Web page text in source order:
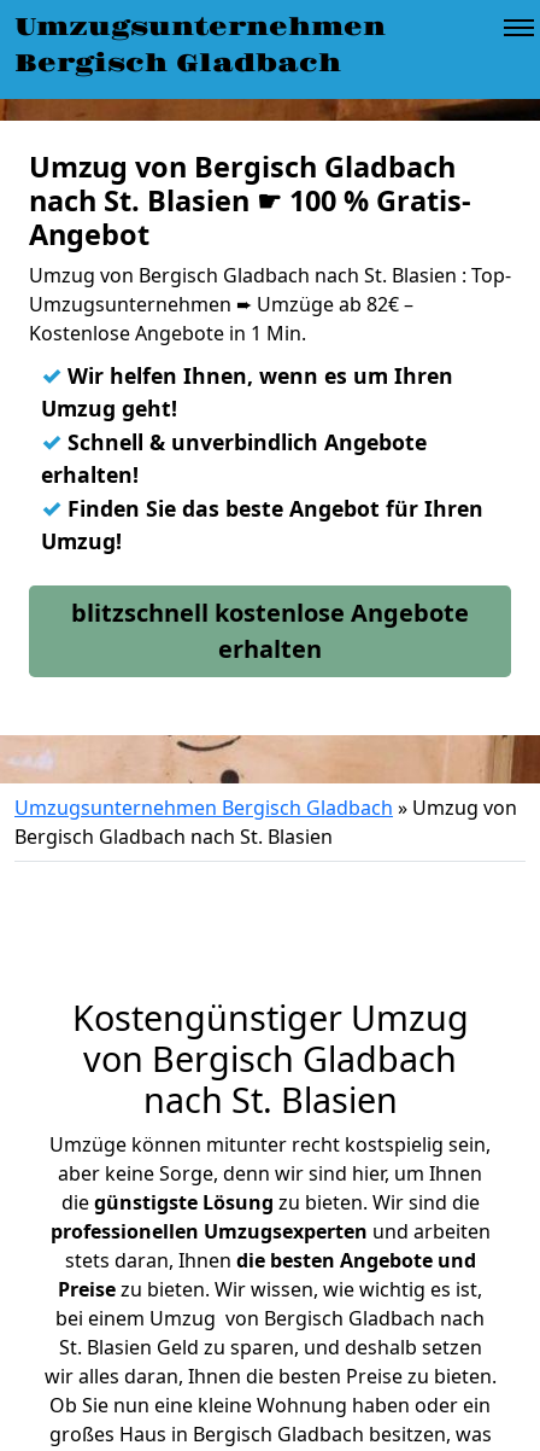
Umzugsunternehmen
Bergisch Gladbach
Umzug von Bergisch Gladbach
nach St. Blasien ☛ 100 % Gratis-
Angebot
Umzug von Bergisch Gladbach nach St. Blasien : Top-
Umzugsunternehmen ➨ Umzüge ab 82€ –
Kostenlose Angebote in 1 Min.
✓ Wir helfen Ihnen, wenn es um Ihren
Umzug geht!
✓ Schnell & unverbindlich Angebote
erhalten!
✓ Finden Sie das beste Angebot für Ihren
Umzug!
blitzschnell kostenlose Angebote
erhalten
Umzugsunternehmen Bergisch Gladbach » Umzug von
Bergisch Gladbach nach St. Blasien
Kostengünstiger Umzug
von Bergisch Gladbach
nach St. Blasien
Umzüge können mitunter recht kostspielig sein,
aber keine Sorge, denn wir sind hier, um Ihnen
diegünstigste Lösung zu bieten. Wir sind die
professionellen Umzugsexperten und arbeiten
stets daran, Ihnen die besten Angebote und
Preisezu bieten. Wir wissen, wie wichtig es ist,
bei einem Umzug von Bergisch Gladbach nach
St. Blasien Geld zu sparen, und deshalb setzen
wir alles daran, Ihnen die besten Preise zu bieten.
Ob Sie nun eine kleine Wohnung haben oder ein
großes Haus in Bergisch Gladbach besitzen, was